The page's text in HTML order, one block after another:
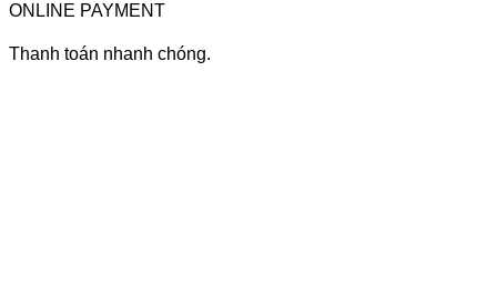
ONLINE PAYMENT
Thanh toán nhanh chóng.